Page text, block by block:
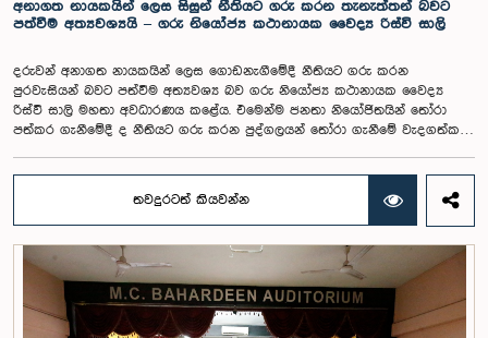
අනාගත නායකයින් ලෙස ‍සිසුන් නීතියට ගරු කරන තැනැත්තන් බවට
පත්වීම අත්‍යවශ්‍යයි – ගරු නියෝජ්‍ය කථානායක වෛද්‍ය රිස්වි සාලි
දරුවන් අනාගත නායකයින් ලෙස ‍ගොඩනැගීමේදී නීතියට ගරු කරන
පුරවැසියන් බවට පත්වීම අත්‍යවශ්‍ය බව ගරු නියෝජ්‍ය කථානායක වෛද්‍ය
රිස්වි සාලි මහතා අවධාරණය කළේය. එමෙන්ම ජනතා නියෝජිතයින් තෝරා
පත්කර ගැනීමේදී ද නීතියට ගරු කරන පුද්ගලයන් තෝරා ගැනීමේ වැදගත්කම
ආරාධිත අමුත්තා ලෙස එක්වෙමින් නියෝජ්‍ය කථානායකවරයා මේ අදහස් පළ
කළේය.බොගවන්තලාව ටියෙන්සින් දෙමළ මහා විද්‍යාලයේ ශිෂ්‍ය ශිෂ්‍යාවන් වෙත
පාර්ලිමේන්තු කටයුතු පිළිබඳ ප්‍රායෝගික අත්දැකීම් සහ ප්‍රජාතන්ත්‍රවාදී පාලන
ක්‍රියාවලිය පිළිබඳ අවබෝධයක් ලබාදීමේ අරමුණින් ජනාධිපති ලේකම්
කාර්යාලය, ශ්‍රී ලංකා පාර්ලිමේන්තුවේ සන්නිවේදන දෙපාර්තමේන්තුව සහ
අධ්‍යාපන අමාත්‍යාංශය එක්ව මෙම වැඩසටහන සංවිධානය කර තිබිණි.මෙහිදී
වැඩිදුරටත් අදහස් දැක්වූ නියෝජ්‍ය කථානායකවරයා දරුවන් සිසු අවධියේ
තවදුරටත් කියවන්න